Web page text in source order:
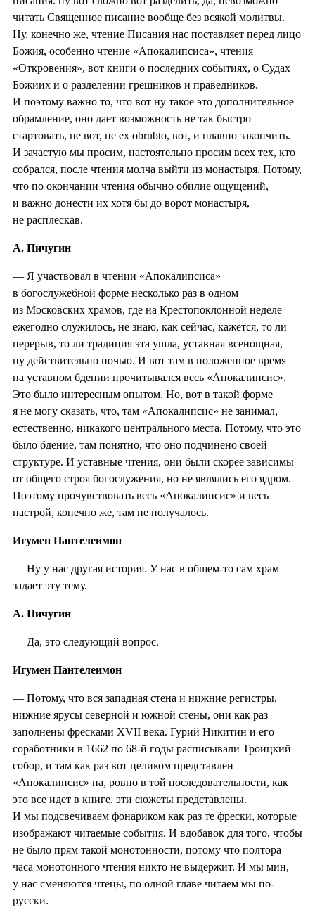
читать Священное писание вообще без всякой молитвы.
Ну, конечно же, чтение Писания нас поставляет перед лицо
Божия, особенно чтение «Апокалипсиса», чтения
«Откровения», вот книги о последних событиях, о Судах
Божиих и о разделении грешников и праведников.
И поэтому важно то, что вот ну такое это дополнительное
обрамление, оно дает возможность не так быстро
стартовать, не вот, не ex obrubto, вот, и плавно закончить.
И зачастую мы просим, настоятельно просим всех тех, кто
собрался, после чтения молча выйти из монастыря. Потому,
что по окончании чтения обычно обилие ощущений,
и важно донести их хотя бы до ворот монастыря,
не расплескав.
А. Пичугин
— Я участвовал в чтении «Апокалипсиса»
в богослужебной форме несколько раз в одном
из Московских храмов, где на Крестопоклонной неделе
ежегодно служилось, не знаю, как сейчас, кажется, то ли
перерыв, то ли традиция эта ушла, уставная всенощная,
ну действительно ночью. И вот там в положенное время
на уставном бдении прочитывался весь «Апокалипсис».
Это было интересным опытом. Но, вот в такой форме
я не могу сказать, что, там «Апокалипсис» не занимал,
естественно, никакого центрального места. Потому, что это
было бдение, там понятно, что оно подчинено своей
структуре. И уставные чтения, они были скорее зависимы
от общего строя богослужения, но не являлись его ядром.
Поэтому прочувствовать весь «Апокалипсис» и весь
настрой, конечно же, там не получалось.
Игумен Пантелеимон
— Ну у нас другая история. У нас в общем-то сам храм
задает эту тему.
А. Пичугин
— Да, это следующий вопрос.
Игумен Пантелеимон
— Потому, что вся западная стена и нижние регистры,
нижние ярусы северной и южной стены, они как раз
заполнены фресками XVII века. Гурий Никитин и его
соработники в 1662 по 68-й годы расписывали Троицкий
собор, и там как раз вот целиком представлен
«Апокалипсис» на, ровно в той последовательности, как
это все идет в книге, эти сюжеты представлены.
И мы подсвечиваем фонариком как раз те фрески, которые
изображают читаемые события. И вдобавок для того, чтобы
не было прям такой монотонности, потому что полтора
часа монотонного чтения никто не выдержит. И мы мин,
у нас сменяются чтецы, по одной главе читаем мы по-
русски.